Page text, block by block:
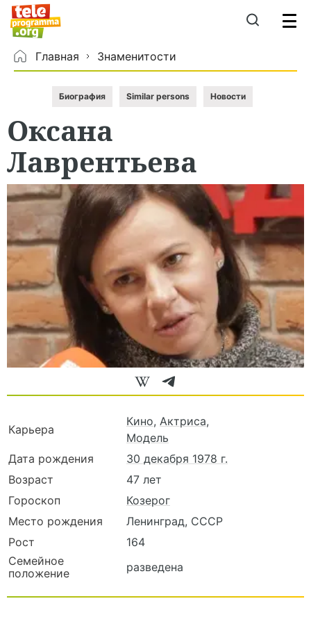
Главная Знаменитости
Биография Similar persons Новости
Оксана
Лаврентьева
Карьера
Кино, Актриса,
Модель
Дата рождения
30 декабря 1978 г.
Возраст
47 лет
Гороскоп
Козерог
Место рождения
Ленинград, СССР
Рост
164
Семейное
положение
разведена